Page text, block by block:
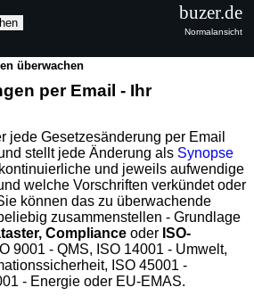
überwachen
per Email - Ihr
jede Gesetzesänderung per Email
stellt jede Änderung als Synopse
und jeweils aufwendige
welche Vorschriften verkündet oder
können das zu überwachende
zusammenstellen - Grundlage
Compliance oder ISO-
9001 - QMS, ISO 14001 - Umwelt,
ISO 45001 -
- Energie oder EU-EMAS.
buzer.de
Normalansicht